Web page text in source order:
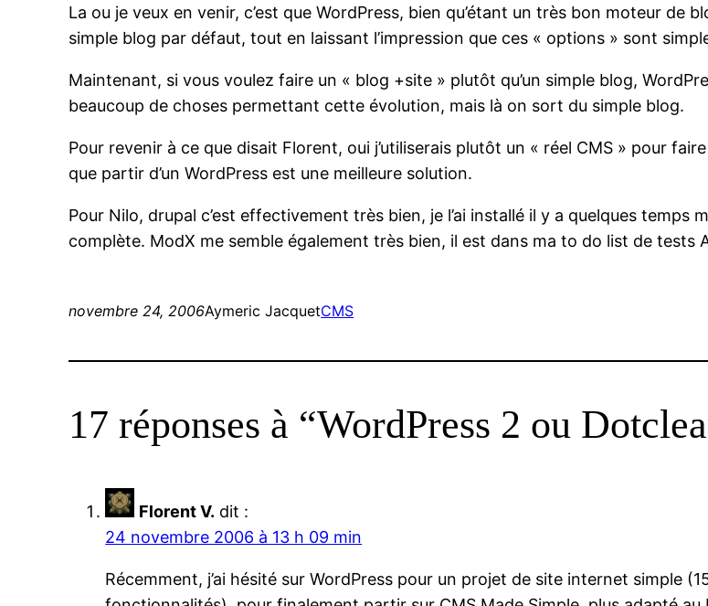
La ou je veux en venir, c’est que WordPress, bien qu’étant un très bon moteur de
simple blog par défaut, tout en laissant l’impression que ces « options » sont
Maintenant, si vous voulez faire un « blog +site » plutôt qu’un simple blog,
beaucoup de choses permettant cette évolution, mais là on sort du simple blog.
Pour revenir à ce que disait Florent, oui j’utiliserais plutôt un « réel CMS » pour
que partir d’un WordPress est une meilleure solution.
Pour Nilo, drupal c’est effectivement très bien, je l’ai installé il y a quelques temps
complète. ModX me semble également très bien, il est dans ma to do list de tests
novembre 24, 2006Aymeric JacquetCMS
17 réponses à “WordPress 2 ou
Florent V. dit :
24 novembre 2006 à 13 h 09 min
Récemment, j’ai hésité sur WordPress pour un projet de site internet simple